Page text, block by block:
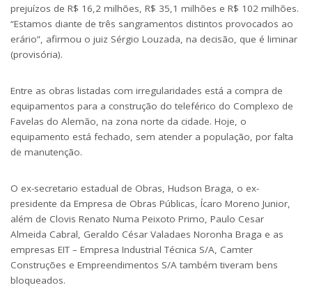
prejuízos de R$ 16,2 milhões, R$ 35,1 milhões e R$ 102 milhões.
“Estamos diante de três sangramentos distintos provocados ao
erário”, afirmou o juiz Sérgio Louzada, na decisão, que é liminar
(provisória).
Entre as obras listadas com irregularidades está a compra de
equipamentos para a construção do teleférico do Complexo de
Favelas do Alemão, na zona norte da cidade. Hoje, o
equipamento está fechado, sem atender a população, por falta
de manutenção.
O ex-secretario estadual de Obras, Hudson Braga, o ex-
presidente da Empresa de Obras Públicas, Ícaro Moreno Junior,
além de Clovis Renato Numa Peixoto Primo, Paulo Cesar
Almeida Cabral, Geraldo César Valadaes Noronha Braga e as
empresas EIT – Empresa Industrial Técnica S/A, Camter
Construções e Empreendimentos S/A também tiveram bens
bloqueados.